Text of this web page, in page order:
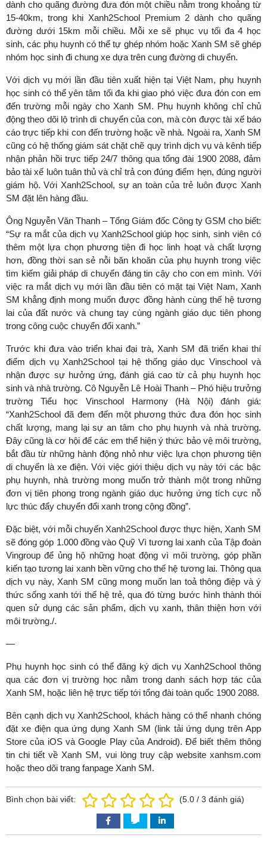
dành cho quãng đường đưa đón một chiều nằm trong khoảng từ
15-40km, trong khi Xanh2School Premium 2 dành cho quãng
đường dưới 15km mỗi chiều. Mỗi xe sẽ phục vụ tối đa 4 học
sinh, các phụ huynh có thể tự ghép nhóm hoặc Xanh SM sẽ ghép
nhóm học sinh đi chung xe dựa trên cung đường di chuyển.
Với dịch vụ mới lần đầu tiên xuất hiện tại Việt Nam, phụ huynh
học sinh có thể yên tâm tối đa khi giao phó việc đưa đón con em
đến trường mỗi ngày cho Xanh SM. Phụ huynh không chỉ chủ
động theo dõi lộ trình di chuyển của con, mà còn được tài xế báo
cáo trực tiếp khi con đến trường hoặc về nhà. Ngoài ra, Xanh SM
cũng có hệ thống giám sát chặt chẽ quy trình dịch vụ và kênh tiếp
nhận phản hồi trực tiếp 24/7 thông qua tổng đài 1900 2088, đảm
bảo tài xế luôn tuân thủ và chỉ trả con đúng điểm hẹn, đúng người
giám hộ. Với Xanh2School, sự an toàn của trẻ luôn được Xanh
SM đặt lên hàng đầu.
Ông Nguyễn Văn Thanh – Tổng Giám đốc Công ty GSM cho biết:
“Sự ra mắt của dịch vụ Xanh2School giúp học sinh, sinh viên có
thêm một lựa chọn phương tiện đi học linh hoạt và chất lượng
hơn, đồng thời san sẻ nỗi băn khoăn của phụ huynh trong việc
tìm kiếm giải pháp di chuyển đáng tin cậy cho con em mình. Với
việc ra mắt dịch vụ mới lần đầu tiên có mặt tại Việt Nam, Xanh
SM khẳng định mong muốn được đồng hành cùng thế hệ tương
lai của đất nước và chung tay cùng ngành giáo dục tiên phong
trong công cuộc chuyển đổi xanh.”
Trước khi đưa vào triển khai đại trà, Xanh SM đã triển khai thí
điểm dịch vụ Xanh2School tại hệ thống giáo dục Vinschool và
nhận được sự hưởng ứng, đánh giá cao từ cả phụ huynh học
sinh và nhà trường. Cô Nguyễn Lê Hoài Thanh – Phó hiệu trưởng
trường Tiểu học Vinschool Harmony (Hà Nội) đánh giá:
“Xanh2School đã đem đến một phương thức đưa đón học sinh
chất lượng, mang lại sự an tâm cho phụ huynh và nhà trường.
Đây cũng là cơ hội để các em thể hiện ý thức bảo vệ môi trường,
bắt đầu từ những hành động nhỏ như việc lựa chọn phương tiện
di chuyển là xe điện. Với việc giới thiệu dịch vụ này tới các bậc
phụ huynh, nhà trường mong muốn trở thành một trong những
đơn vị tiên phong trong ngành giáo dục hưởng ứng tích cực nỗ
lực thúc đẩy chuyển đổi xanh trong cộng đồng”.
Đặc biệt, với mỗi chuyến Xanh2School được thực hiện, Xanh SM
sẽ đóng góp 1.000 đồng vào Quỹ Vì tương lai xanh của Tập đoàn
Vingroup để ủng hộ những hoạt động vì môi trường, góp phần
kiến tạo tương lai xanh bền vững cho thế hệ tương lai. Thông qua
dịch vụ này, Xanh SM cũng mong muốn lan toả thông điệp và ý
thức sống xanh tới thế hệ trẻ, qua đó từng bước hình thành thói
quen sử dụng các sản phẩm, dịch vụ xanh, thân thiện hơn với
môi trường./.
—
Phụ huynh học sinh có thể đăng ký dịch vụ Xanh2School thông
qua các đơn vị trường học nằm trong danh sách hợp tác của
Xanh SM, hoặc liên hệ trực tiếp tới tổng đài toàn quốc 1900 2088.
Bên cạnh dịch vụ Xanh2School, khách hàng có thể nhanh chóng
đặt xe điện qua ứng dụng Xanh SM (link tải ứng dụng trên App
Store của iOS và Google Play của Android). Để biết thêm thông
tin chi tiết về Xanh SM, vui lòng truy cập website xanhsm.com
hoặc theo dõi trang fanpage Xanh SM.
Bình chọn bài viết: (5.0 / 3 đánh giá)